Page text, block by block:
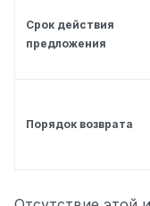
Срок действия
предложения
Порядок возврата